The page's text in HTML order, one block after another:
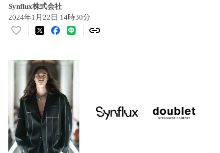
Synflux株式会社
2024年1月22日 14時30分
い
読
み
込
み
中
で